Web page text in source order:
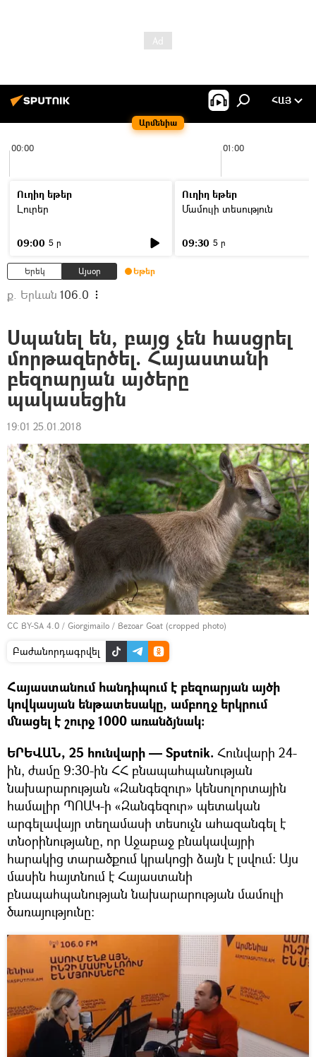
Արմենիա
ՀԱՅ
00:00 01:00
Ուղիղ եթեր
Լուրեր
09:00 5 ր
Ուղիղ եթեր
Մամուլի տեսություն
09:30 5 ր
Երեկ Այսօր Եթեր
ք. Երևան 106.0
Սպանել են, բայց չեն հասցրել
մորթազերծել. Հայաստանի
բեզոարյան այծերը
պակասեցին
19:01 25.01.2018
CC BY-SA 4.0 / Giorgimailo / Bezoar Goat (cropped photo)
Բաժանորդագրվել
Հայաստանում հանդիպում է բեզոարյան այծի
կովկասյան ենթատեսակը, ամբողջ երկրում
մնացել է շուրջ 1000 առանձյնակ։
ԵՐԵՎԱՆ, 25 հունվարի — Sputnik. Հունվարի 24-
ին, ժամը 9։30-ին ՀՀ բնապահպանության
նախարարության «Զանգեզուր» կենսոլորտային
համալիր ՊՈԱԿ-ի «Զանգեզուր» պետական
արգելավայր տեղամասի տեսուչն ահազանգել է
տնօրինությանը, որ Աջաբաջ բնակավայրի
հարակից տարածքում կրակոցի ձայն է լսվում։ Այս
մասին հայտնում է Հայաստանի
բնապահպանության նախարարության մամուլի
ծառայությունը։